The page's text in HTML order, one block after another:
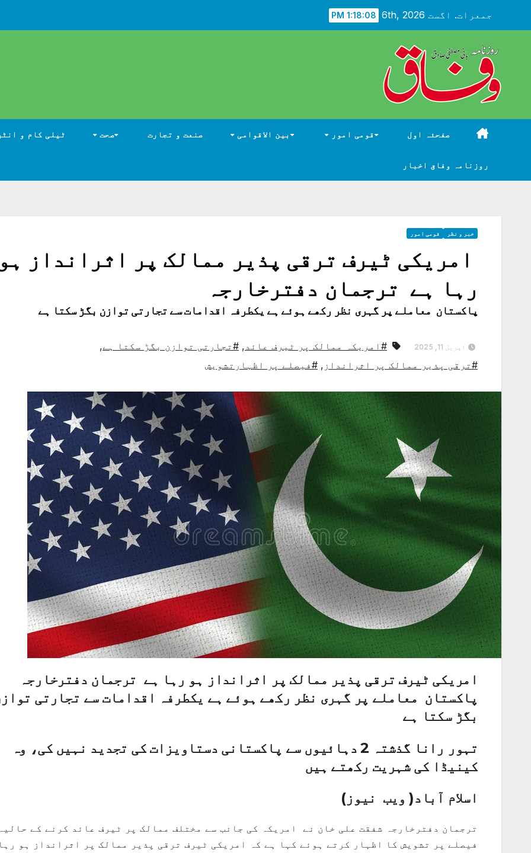
جمعرات. اگست 6th, 2026 1:18:09 PM
صفحئہ اول قومی امور بین الاقوامی صنعت و تجارت صحت ٹیلی کام و
روزنامہ وفاق اخبار
خبر و نظر قومی امور
امریکی ٹیرف ترقی پذیر ممالک پر اثرانداز ہو
رہا ہے ترجمان دفترخارجہ
پاکستان معاملے پر گہری نظر رکھے ہوئے ہے یکطرفہ اقدامات سے تجارتی توازن بگڑ سکتا ہے
اپریل 11, 2025 #امریکہ ممالک پر ٹیرف عائد, #تجارتی توازن بگڑ سکتا ہے,
#ترقی پذیر ممالک پر اثرانداز , #فیصلے پر اظہارتشویش
امریکی ٹیرف ترقی پذیر ممالک پر اثرانداز ہو رہا ہے ترجمان دفترخارجہ
پاکستان معاملے پر گہری نظر رکھے ہوئے ہے یکطرفہ اقدامات سے تجارتی
بگڑ سکتا ہے
تہور رانا گذشتہ 2 دہائیوں سے پاکستانی دستاویزات کی تجدید نہیں کی، وہ
کینیڈا کی شہریت رکھتے ہیں
اسلام آباد( ویب نیوز)
ترجمان دفترخارجہ شفقت علی خان نے امریکہ کی جانب سے مختلف ممالک پر ٹیرف عائد کرنے کے حالیہ
فیصلے پر تشویش کا اظہار کرتے ہوئے کہا ہے کہ امریکی ٹیرف ترقی پذیر ممالک پر اثرانداز ہو